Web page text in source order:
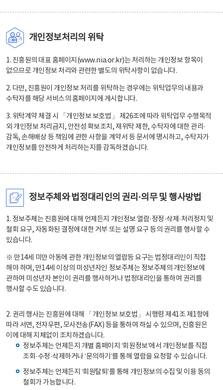
개인정보처리의 위탁
1. 진흥원의 대표 홈페이지(www.nia.or.kr)는 처리하는 개인정보 항목이
없으므로 개인정보 처리와 관련한 별도의 위탁사항이 없습니다.
2. 다만, 진흥원이 개인정보 처리를 위탁하는 경우에는 위탁업무의 내용과
수탁자를 해당 서비스의 홈페이지에 게시합니다.
3. 위탁계약 체결 시 「개인정보 보호법」 제26조에 따라 위탁업무 수행목적
외 개인정보 처리금지, 안전성 확보조치, 재위탁 제한, 수탁자에 대한 관리·
감독, 손해배상 등 책임에 관한 사항을 계약서 등 문서에 명시하고, 수탁자가
개인정보를 안전하게 처리하는지를 감독하겠습니다.
정보주체와 법정대리인의 권리·의무 및 행사방법
1. 정보주체는 진흥원에 대해 언제든지 개인정보 열람·정정·삭제·처리정지 및
철회 요구, 자동화된 결정에 대한 거부 또는 설명 요구 등의 권리를 행사할 수
있습니다.
※ 만14세 미만 아동에 관한 개인정보의 열람등 요구는 법정대리인이 직접
해야 하며, 만14세 이상의 미성년자인 정보주체는 정보주체의 개인정보에
관하여 미성년자 본인이 권리를 행사하거나 법정대리인을 통하여 권리를
행사할 수도 있습니다.
2. 권리 행사는 진흥원에 대해 「개인정보 보호법」 시행령 제41조 제1항에
따라 서면, 전자우편, 모사전송(FAX) 등을 통하여 하실 수 있으며, 진흥원은
이에 대해 지체없이 조치하겠습니다.
정보주체는 언제든지 개별 홈페이지 ‘회원정보’에서 개인정보를 직접
조회·수정·삭제하거나 ‘문의하기’를 통해 열람을 요청할 수 있습니다.
정보주체는 언제든지 ‘회원탈퇴’를 통해 개인정보의 수집 및 이용 동의
철회가 가능합니다.